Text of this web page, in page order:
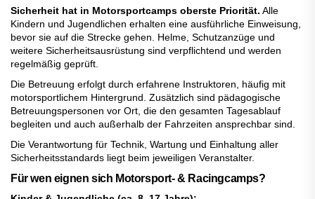
Sicherheit hat in Motorsportcamps oberste Priorität. Alle
Kindern und Jugendlichen erhalten eine ausführliche Einweisung,
bevor sie auf die Strecke gehen. Helme, Schutzanzüge und
weitere Sicherheitsausrüstung sind verpflichtend und werden
regelmäßig geprüft.
Die Betreuung erfolgt durch erfahrene Instruktoren, häufig mit
motorsportlichem Hintergrund. Zusätzlich sind pädagogische
Betreuungspersonen vor Ort, die den gesamten Tagesablauf
begleiten und auch außerhalb der Fahrzeiten ansprechbar sind.
Die Verantwortung für Technik, Wartung und Einhaltung aller
Sicherheitsstandards liegt beim jeweiligen Veranstalter.
Für wen eignen sich Motorsport- & Racingcamps?